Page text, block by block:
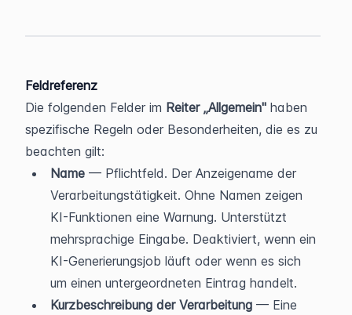
Feldreferenz
Die folgenden Felder im Reiter „Allgemein" haben
spezifische Regeln oder Besonderheiten, die es zu
beachten gilt:
Name — Pflichtfeld. Der Anzeigename der
Verarbeitungstätigkeit. Ohne Namen zeigen
KI-Funktionen eine Warnung. Unterstützt
mehrsprachige Eingabe. Deaktiviert, wenn ein
KI-Generierungsjob läuft oder wenn es sich
um einen untergeordneten Eintrag handelt.
Kurzbeschreibung der Verarbeitung — Eine